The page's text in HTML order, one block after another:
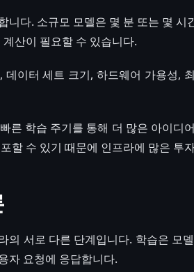
니다. 소규모 모델은 몇 분 또는 몇
산이 필요할 수 있습니다.
데이터 세트 크기, 하드웨어 가용성,
른 학습 주기를 통해 더 많은 아이디
할 수 있기 때문에 인프라에 많은 투
의 서로 다른 단계입니다. 학습은 모
자 요청에 응답합니다.